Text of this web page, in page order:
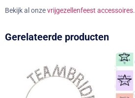
Bekijk al onzevrijgezellenfeest accessoires.
Gerelateerde producten